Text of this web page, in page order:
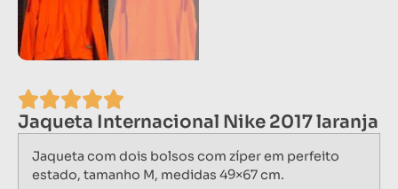
Jaqueta Internacional Nike 2017 laranja
Jaqueta com dois bolsos com zíper em perfeito
estado, tamanho M, medidas 49×67 cm.